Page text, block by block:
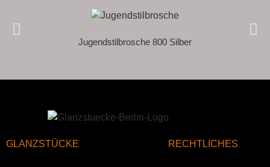
Jugendstilbrosche 800 Silber
GLANZSTÜCKE RECHTLICHES